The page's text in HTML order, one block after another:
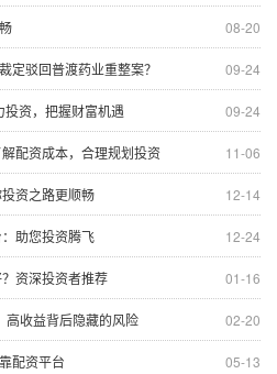
08-20
09-24
定驳回普渡药业重整案？
09-24
资，把握财富机遇
11-06
配资成本，合理规划投资
12-14
资之路更顺畅
12-24
助您投资腾飞
01-16
资深投资者推荐
02-20
高收益背后隐藏的风险
05-13
配资平台